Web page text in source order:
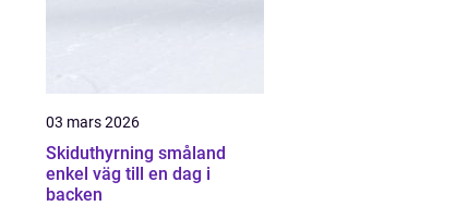
03 mars 2026
Skiduthyrning småland
enkel väg till en dag i
backen